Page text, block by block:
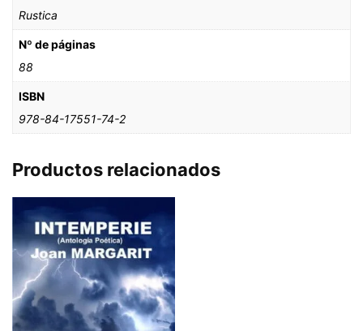
Rustica
Nº de páginas
88
ISBN
978-84-17551-74-2
Productos relacionados